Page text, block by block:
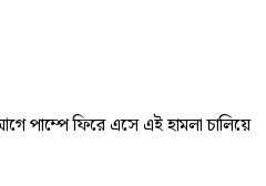
পাম্পে ফিরে এসে এই হামলা চালিয়ে